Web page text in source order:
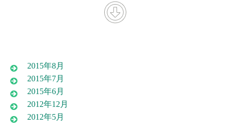
2015年8月
2015年7月
2015年6月
2012年12月
2012年5月